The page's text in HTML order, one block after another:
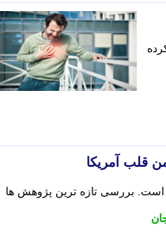
قلب آمریکا
بررسی تازه ترین پژوهش ها